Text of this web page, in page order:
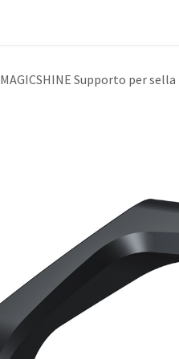
MAGICSHINE Supporto per